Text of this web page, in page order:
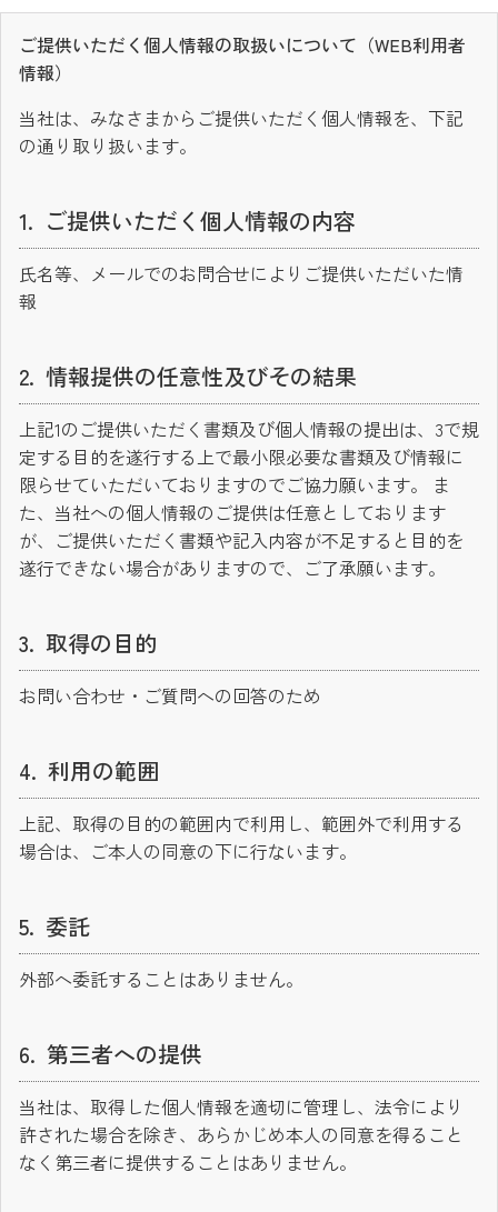
ご提供いただく個人情報の取扱いについて（WEB利用者
情報）
当社は、みなさまからご提供いただく個人情報を、下記
の通り取り扱います。
ご提供いただく個人情報の内容
氏名等、メールでのお問合せによりご提供いただいた情
報
情報提供の任意性及びその結果
上記1のご提供いただく書類及び個人情報の提出は、3で規
定する目的を遂行する上で最小限必要な書類及び情報に
限らせていただいておりますのでご協力願います。 ま
た、当社への個人情報のご提供は任意としております
が、ご提供いただく書類や記入内容が不足すると目的を
遂行できない場合がありますので、ご了承願います。
取得の目的
お問い合わせ・ご質問への回答のため
利用の範囲
上記、取得の目的の範囲内で利用し、範囲外で利用する
場合は、ご本人の同意の下に行ないます。
委託
外部へ委託することはありません。
第三者への提供
当社は、取得した個人情報を適切に管理し、法令により
許された場合を除き、あらかじめ本人の同意を得ること
なく第三者に提供することはありません。